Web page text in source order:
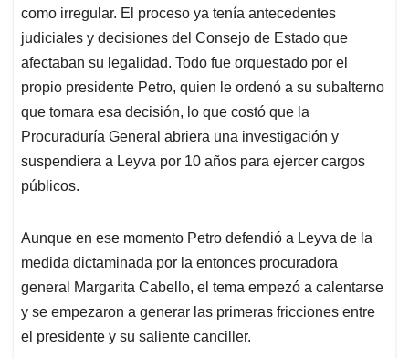
como irregular. El proceso ya tenía antecedentes
judiciales y decisiones del Consejo de Estado que
afectaban su legalidad. Todo fue orquestado por el
propio presidente Petro, quien le ordenó a su subalterno
que tomara esa decisión, lo que costó que la
Procuraduría General abriera una investigación y
suspendiera a Leyva por 10 años para ejercer cargos
públicos.
Aunque en ese momento Petro defendió a Leyva de la
medida dictaminada por la entonces procuradora
general Margarita Cabello, el tema empezó a calentarse
y se empezaron a generar las primeras fricciones entre
el presidente y su saliente canciller.